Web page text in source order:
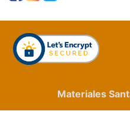
Materiales